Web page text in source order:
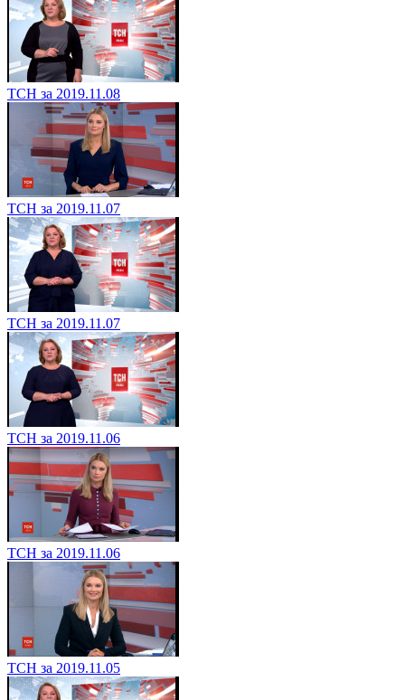
ТСН за 2019.11.08
ТСН за 2019.11.07
ТСН за 2019.11.07
ТСН за 2019.11.06
ТСН за 2019.11.06
ТСН за 2019.11.05